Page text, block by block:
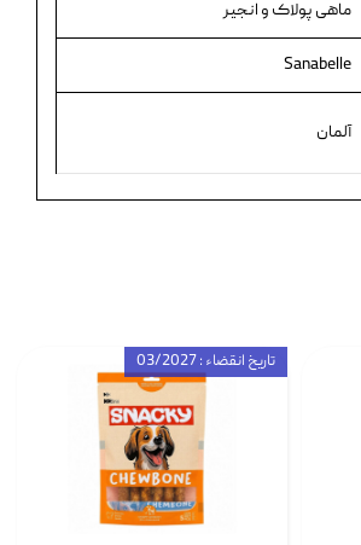
ماهی پولاک و انجیر
Sanabelle
آلمان
تاریخ انقضاء : 03/2027